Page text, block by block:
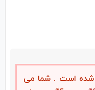
شده است . شما می